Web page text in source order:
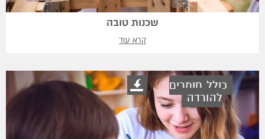
שכנות טובה
קרא עוד
כולל חומרים
להורדה